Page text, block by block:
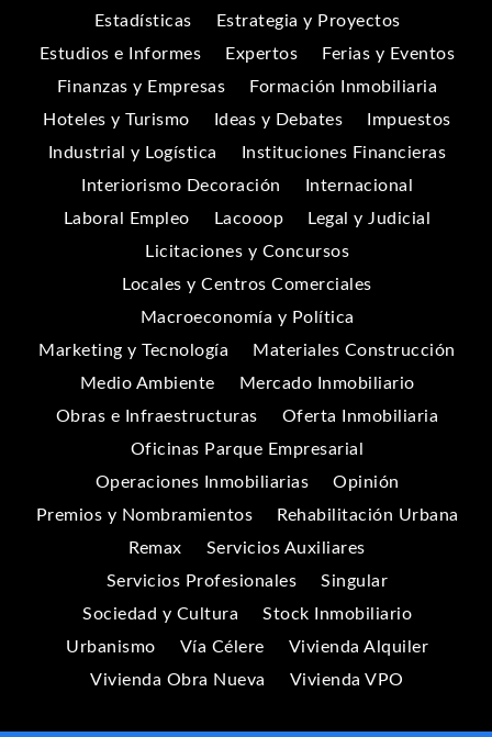
Estadísticas
Estrategia y Proyectos
Estudios e Informes
Expertos
Ferias y Eventos
Finanzas y Empresas
Formación Inmobiliaria
Hoteles y Turismo
Ideas y Debates
Impuestos
Industrial y Logística
Instituciones Financieras
Interiorismo Decoración
Internacional
Laboral Empleo
Lacooop
Legal y Judicial
Licitaciones y Concursos
Locales y Centros Comerciales
Macroeconomía y Política
Marketing y Tecnología
Materiales Construcción
Medio Ambiente
Mercado Inmobiliario
Obras e Infraestructuras
Oferta Inmobiliaria
Oficinas Parque Empresarial
Operaciones Inmobiliarias
Opinión
Premios y Nombramientos
Rehabilitación Urbana
Remax
Servicios Auxiliares
Servicios Profesionales
Singular
Sociedad y Cultura
Stock Inmobiliario
Urbanismo
Vía Célere
Vivienda Alquiler
Vivienda Obra Nueva
Vivienda VPO